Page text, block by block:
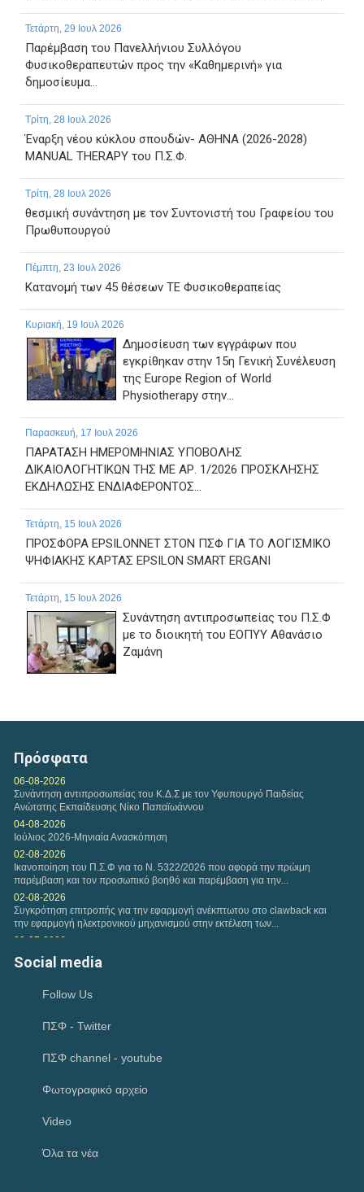
Τετάρτη, 29 Ιουλ 2026
Παρέμβαση του Πανελλήνιου Συλλόγου
Φυσικοθεραπευτών προς την «Καθημερινή» για
δημοσίευμα...
Τρίτη, 28 Ιουλ 2026
Έναρξη νέου κύκλου σπουδών- ΑΘΗΝΑ (2026-2028)
MANUAL THERAPY του Π.Σ.Φ.
Τρίτη, 28 Ιουλ 2026
θεσμική συνάντηση με τον Συντονιστή του Γραφείου του
Πρωθυπουργού
Πέμπτη, 23 Ιουλ 2026
Κατανομή των 45 θέσεων ΤΕ Φυσικοθεραπείας
Κυριακή, 19 Ιουλ 2026
Δημοσίευση των εγγράφων που
εγκρίθηκαν στην 15η Γενική Συνέλευση
της Europe Region of World
Physiotherapy στην...
Παρασκευή, 17 Ιουλ 2026
ΠΑΡΑΤΑΣΗ ΗΜΕΡΟΜΗΝΙΑΣ ΥΠΟΒΟΛΗΣ
ΔΙΚΑΙΟΛΟΓΗΤΙΚΩΝ ΤΗΣ ΜΕ ΑΡ. 1/2026 ΠΡΟΣΚΛΗΣΗΣ
ΕΚΔΗΛΩΣΗΣ ΕΝΔΙΑΦΕΡΟΝΤΟΣ...
Τετάρτη, 15 Ιουλ 2026
ΠΡΟΣΦΟΡΑ EPSILONNET ΣΤΟΝ ΠΣΦ ΓΙΑ ΤΟ ΛΟΓΙΣΜΙΚΟ
ΨΗΦΙΑΚΗΣ ΚΑΡΤΑΣ EPSILON SMART ERGANI
Τετάρτη, 15 Ιουλ 2026
Συνάντηση αντιπροσωπείας του Π.Σ.Φ
με το διοικητή του ΕΟΠΥΥ Αθανάσιο
Ζαμάνη
Απάντηση του ΕΟΠΥΥ, σε ερώτημα σχετικό με τα
εξάμηνο...
Κυριακή, 12 Ιουλ 2026
Η ΑΑΔΕ ανακοίνωσε παράταση υποβολής δηλώσεων
φορολογίας εισοδήματος μέχρι τα μεσάνυχτα της...
Πρόσφατα
06-08-2026
Συνάντηση αντιπροσωπείας του Κ.Δ.Σ με τον Υφυπουργό Παιδείας
Ανώτατης Εκπαίδευσης Νίκο Παπαϊωάννου
04-08-2026
Ιούλιος 2026-Μηνιαία Ανασκόπηση
02-08-2026
Ικανοποίηση του Π.Σ.Φ για το Ν. 5322/2026 που αφορά την πρώιμη
παρέμβαση και τον προσωπικό βοηθό και παρέμβαση για την...
02-08-2026
Συγκρότηση επιτροπής για την εφαρμογή ανέκπτωτου στο clawback και
την εφαρμογή ηλεκτρονικού μηχανισμού στην εκτέλεση των...
29-07-2026
Παρέμβαση του Πανελλήνιου Συλλόγου Φυσικοθεραπευτών προς την
«Καθημερινή» για δημοσίευμα σχετικά με τους...
θεσμική συνάντηση με τον Συντονιστή του Γραφείου του Πρωθυπουργού
Έναρξη νέου κύκλου σπουδών- ΑΘΗΝΑ (2026-2028) MANUAL THERAPY
23-07-2026
19-07-2026
Δημοσίευση των εγγράφων που εγκρίθηκαν στην 15η Γενική Συνέλευση
ΑΡ. 1/2026 ΠΡΟΣΚΛΗΣΗΣ ΕΚΔΗΛΩΣΗΣ ΕΝΔΙΑΦΕΡΟΝΤΟΣ για την
Social media
Follow Us
ΠΣΦ - Twitter
ΠΣΦ channel - youtube
Φωτογραφικό αρχείο
Video
Όλα τα νέα